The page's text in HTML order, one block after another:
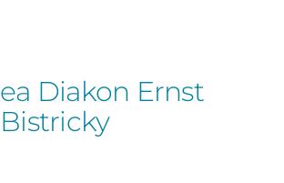
ea Diakon Ernst
Bistricky